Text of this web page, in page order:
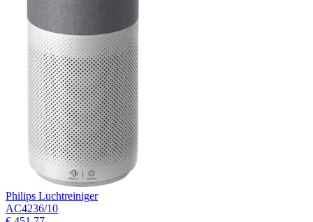
Philips Luchtreiniger
AC4236/10